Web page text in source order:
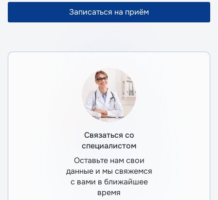
Записаться на приём
Связаться со
специалистом
Оставьте нам свои
данные и мы свяжемся
с вами в ближайшее
время